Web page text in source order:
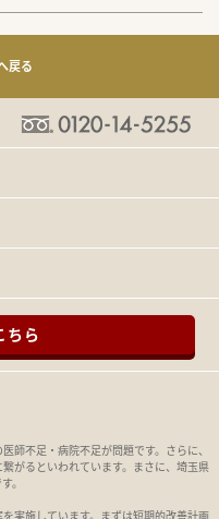
戻る
ちら
師不足・病院不足が問題です。さらに、
がるといわれています。まさに、埼玉県
。